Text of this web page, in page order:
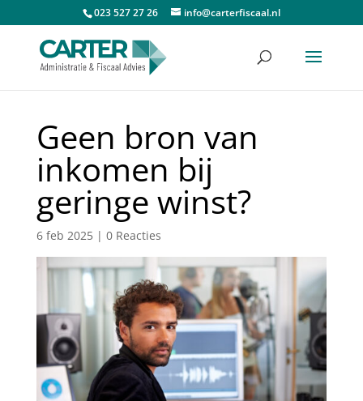
023 527 27 26 info@carterfiscaal.nl
Geen bron van
inkomen bij
geringe winst?
6 feb 2025| 0 Reacties